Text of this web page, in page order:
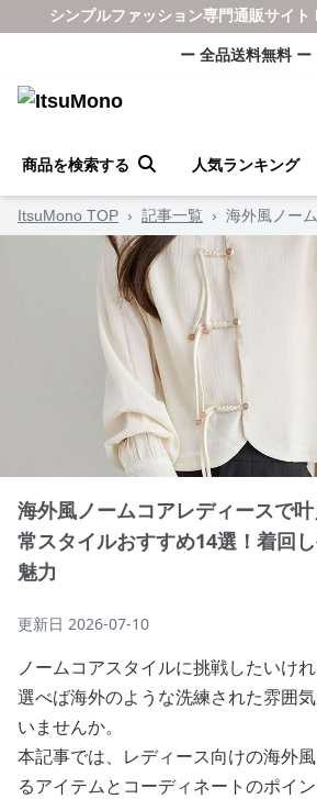
シンプルファッション専門通販サイ
ー 全品送料無料 ー
商品を検索する 人気ランキング
ItsuMono TOP › 記事一覧 › 海外風ノー
海外風ノームコアレディースで
常スタイルおすすめ14選！着回
魅力
更新日 2026-07-10
ノームコアスタイルに挑戦したいけ
選べば海外のような洗練された雰囲
いませんか。
本記事では、レディース向けの海外
るアイテムとコーディネートのポイン